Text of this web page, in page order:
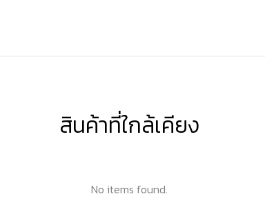
สินค้าที่ใกล้เคียง
No items found.